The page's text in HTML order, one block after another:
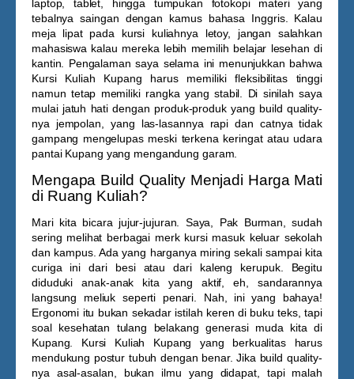
laptop, tablet, hingga tumpukan fotokopi materi yang
tebalnya saingan dengan kamus bahasa Inggris. Kalau
meja lipat pada kursi kuliahnya letoy, jangan salahkan
mahasiswa kalau mereka lebih memilih belajar lesehan di
kantin. Pengalaman saya selama ini menunjukkan bahwa
Kursi Kuliah Kupang harus memiliki fleksibilitas tinggi
namun tetap memiliki rangka yang stabil. Di sinilah saya
mulai jatuh hati dengan produk-produk yang build quality-
nya jempolan, yang las-lasannya rapi dan catnya tidak
gampang mengelupas meski terkena keringat atau udara
pantai Kupang yang mengandung garam.
Mengapa Build Quality Menjadi Harga Mati
di Ruang Kuliah?
Mari kita bicara jujur-jujuran. Saya, Pak Burman, sudah
sering melihat berbagai merk kursi masuk keluar sekolah
dan kampus. Ada yang harganya miring sekali sampai kita
curiga ini dari besi atau dari kaleng kerupuk. Begitu
diduduki anak-anak kita yang aktif, eh, sandarannya
langsung meliuk seperti penari. Nah, ini yang bahaya!
Ergonomi itu bukan sekadar istilah keren di buku teks, tapi
soal kesehatan tulang belakang generasi muda kita di
Kupang. Kursi Kuliah Kupang yang berkualitas harus
mendukung postur tubuh dengan benar. Jika build quality-
nya asal-asalan, bukan ilmu yang didapat, tapi malah